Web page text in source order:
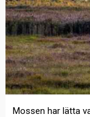
Mossen har lätta